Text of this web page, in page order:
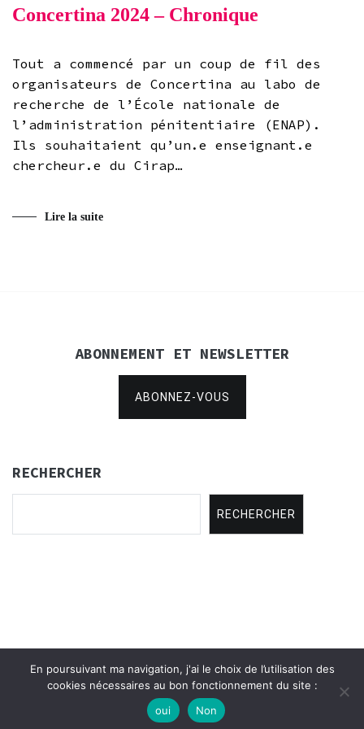
Concertina 2024 – Chronique
Tout a commencé par un coup de fil des
organisateurs de Concertina au labo de
recherche de l’École nationale de
l’administration pénitentiaire (ENAP).
Ils souhaitaient qu’un.e enseignant.e
chercheur.e du Cirap…
Lire la suite
ABONNEMENT ET NEWSLETTER
ABONNEZ-VOUS
RECHERCHER
RECHERCHER
Copyright © 2021 Concertina Rencontres .
En poursuivant ma navigation, j'ai le choix de l’utilisation des
cookies nécessaires au bon fonctionnement du site :
oui
Non